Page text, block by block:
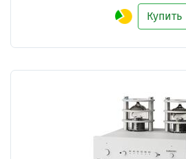
Купить